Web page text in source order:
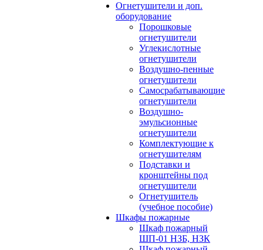
Огнетушители и доп.
оборудование
Порошковые
огнетушители
Углекислотные
огнетушители
Воздушно-пенные
огнетушители
Самосрабатывающие
огнетушители
Воздушно-
эмульсионные
огнетушители
Комплектующие к
огнетушителям
Подставки и
кронштейны под
огнетушители
Огнетушитель
(учебное пособие)
Шкафы пожарные
Шкаф пожарный
ШП-01 НЗБ, НЗК